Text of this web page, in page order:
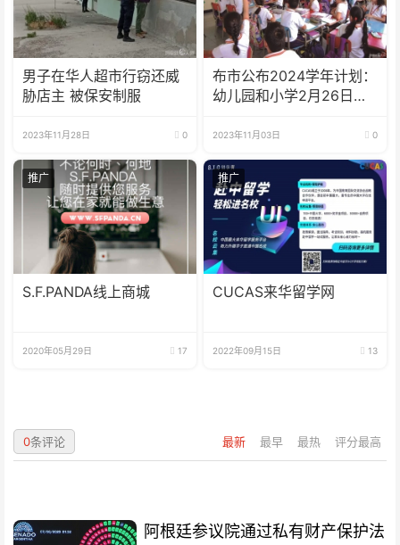
男子在华人超市行窃还威
胁店主 被保安制服
2023年11月28日 0
布市公布2024学年计划：
幼儿园和小学2月26日开
2023年11月03日 0
推广
S.F.PANDA线上商城
2020年05月29日 17
推广
CUCAS来华留学网
2022年09月15日 13
最新 最早 最热 评分最高
0条评论
阿根廷参议院通过私有财产保护法